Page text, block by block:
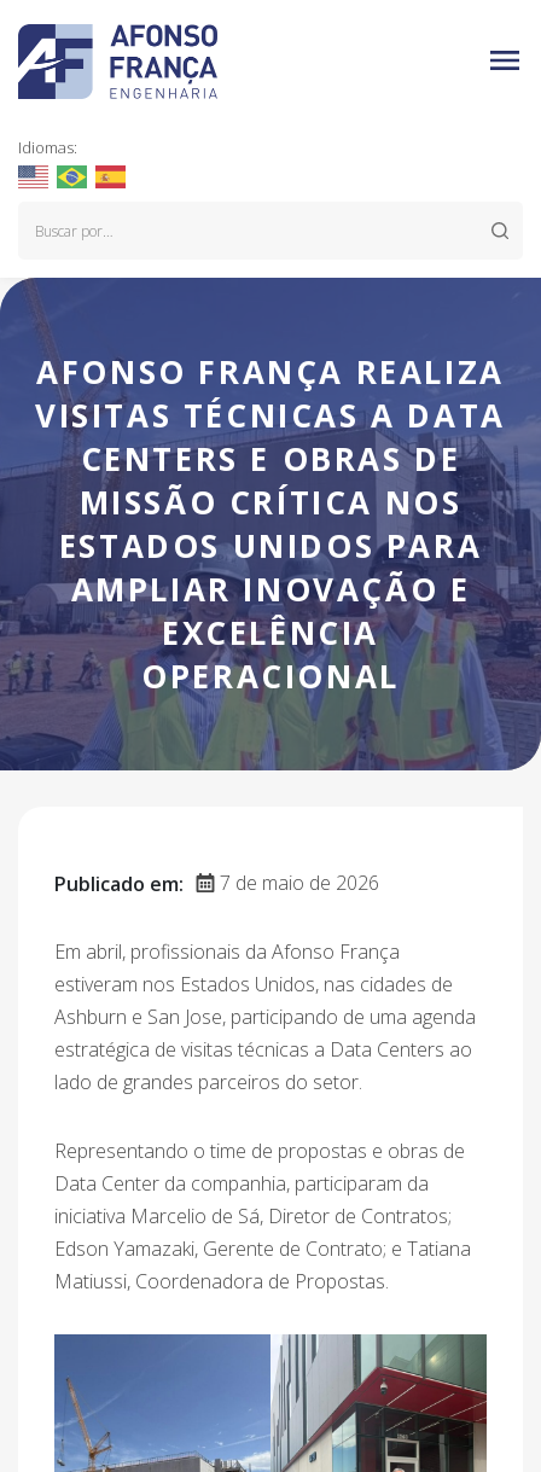
Idiomas:
AFONSO FRANÇA REALIZA
VISITAS TÉCNICAS A DATA
CENTERS E OBRAS DE
MISSÃO CRÍTICA NOS
ESTADOS UNIDOS PARA
AMPLIAR INOVAÇÃO E
EXCELÊNCIA
OPERACIONAL
Publicado em: 7 de maio de 2026
Em abril, profissionais da Afonso França
estiveram nos Estados Unidos, nas cidades de
Ashburn e San Jose, participando de uma agenda
estratégica de visitas técnicas a Data Centers ao
lado de grandes parceiros do setor.
Representando o time de propostas e obras de
Data Center da companhia, participaram da
iniciativa Marcelio de Sá, Diretor de Contratos;
Edson Yamazaki, Gerente de Contrato; e Tatiana
Matiussi, Coordenadora de Propostas.